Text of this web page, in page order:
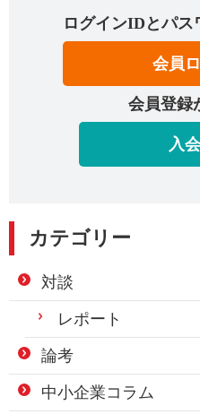
ログインIDとパ
会員
会員登録
入
カテゴリー
対談
レポート
論考
中小企業コラム